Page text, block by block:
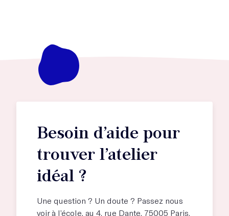
Besoin d’aide pour
trouver l’atelier
idéal ?
Une question ? Un doute ? Passez nous
voir à l’école, au 4, rue Dante, 75005 Paris.